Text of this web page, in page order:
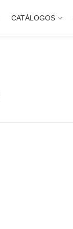
CATÁLOGOS